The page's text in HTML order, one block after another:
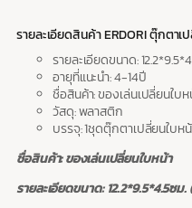
รายละเอียดสินค้า ERDORI ตุ๊กตา
รายละเอียดขนาด:
อายุที่แนะนำ: 4-14ปี
ชื่อสินค้า: ของเล่นเปลี่ยนใบห
วัสดุ: พลาสติก
บรรจุ: 1ชุดตุ๊กตาเปลี่ยนใบห
ชื่อสินค้า: ของเล่นเปลี่ยนใบหน้า
รายละเอียดขนาด: 12.2*9.5*4.5ซม